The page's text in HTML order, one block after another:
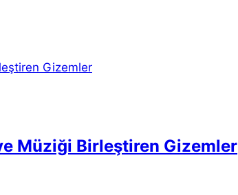
Müziği Birleştiren Gizemler